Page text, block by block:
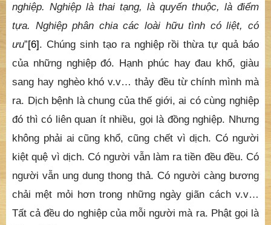
nghiệp. Nghiệp là thai tạng, là quyến thuộc, là điểm
tựa. Nghiệp phân chia các loài hữu tình có liệt, có
ưu”[6]. Chúng sinh tạo ra nghiệp rồi thừa tự quả báo
của những nghiệp đó. Hạnh phúc hay đau khổ, giàu
sang hay nghèo khó v.v… thảy đều từ chính mình mà
ra. Dịch bệnh là chung của thế giới, ai có cùng nghiệp
đó thì có liên quan ít nhiều, gọi là đồng nghiệp. Nhưng
không phải ai cũng khổ, cũng chết vì dịch. Có người
kiệt quệ vì dịch. Có người vẫn làm ra tiền đều đều. Có
người vẫn ung dung thong thả. Có người càng bương
chải mệt mỏi hơn trong những ngày giãn cách v.v…
Tất cả đều do nghiệp của mỗi người mà ra. Phật gọi là